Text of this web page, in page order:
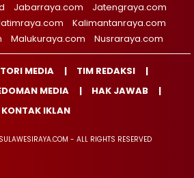
Jabarraya.com
Jatengraya.com
Kalimantanraya.com
Malukuraya.com Nusraraya.com
MEDIA
TIM REDAKSI
MEDIA
HAK JAWAB
KONTAK IKLAN
- ALL RIGHTS RESERVED